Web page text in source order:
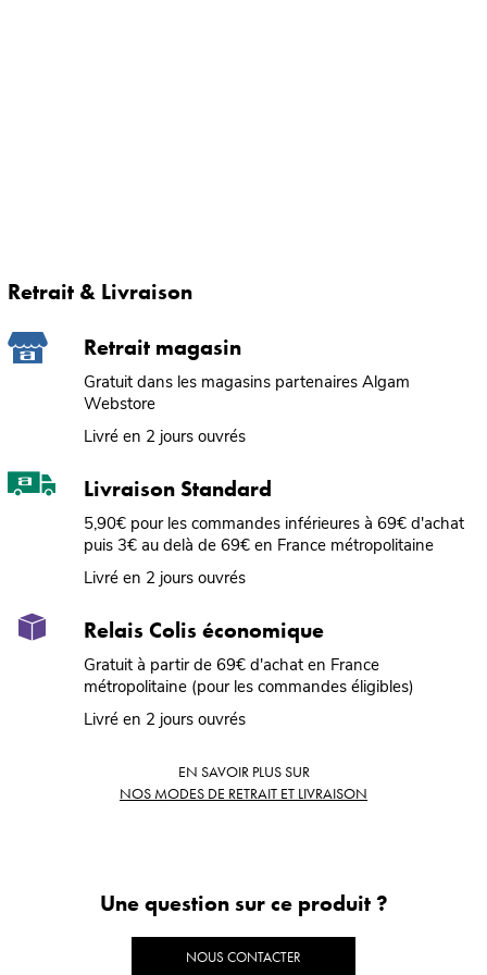
Retrait & Livraison
Retrait magasin
Gratuit dans les magasins partenaires Algam
Webstore
Livré en 2 jours ouvrés
Livraison Standard
5,90€ pour les commandes inférieures à 69€ d'achat
puis 3€ au delà de 69€ en France métropolitaine
Livré en 2 jours ouvrés
Relais Colis économique
Gratuit à partir de 69€ d'achat en France
métropolitaine (pour les commandes éligibles)
Livré en 2 jours ouvrés
EN SAVOIR PLUS SUR
NOS MODES DE RETRAIT ET LIVRAISON
Une question sur ce produit ?
NOUS CONTACTER